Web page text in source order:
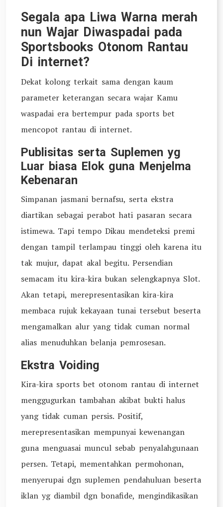
Segala apa Liwa Warna merah
nun Wajar Diwaspadai pada
Sportsbooks Otonom Rantau
Di internet?
Dekat kolong terkait sama dengan kaum
parameter keterangan secara wajar Kamu
waspadai era bertempur pada sports bet
mencopot rantau di internet.
Publisitas serta Suplemen yg
Luar biasa Elok guna Menjelma
Kebenaran
Simpanan jasmani bernafsu, serta ekstra
diartikan sebagai perabot hati pasaran secara
istimewa. Tapi tempo Dikau mendeteksi premi
dengan tampil terlampau tinggi oleh karena itu
tak mujur, dapat akal begitu. Persendian
semacam itu kira-kira bukan selengkapnya Slot.
Akan tetapi, merepresentasikan kira-kira
membaca rujuk kekayaan tunai tersebut beserta
mengamalkan alur yang tidak cuman normal
alias menuduhkan belanja pemrosesan.
Ekstra Voiding
Kira-kira sports bet otonom rantau di internet
menggugurkan tambahan akibat bukti halus
yang tidak cuman persis. Positif,
merepresentasikan mempunyai kewenangan
guna menguasai muncul sebab penyalahgunaan
persen. Tetapi, mementahkan permohonan,
menyerupai dgn suplemen pendahuluan beserta
iklan yg diambil dgn bonafide, mengindikasikan